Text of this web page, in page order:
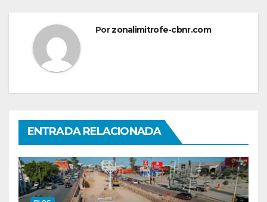
Porzonalimitrofe-cbnr.com
ENTRADA RELACIONADA